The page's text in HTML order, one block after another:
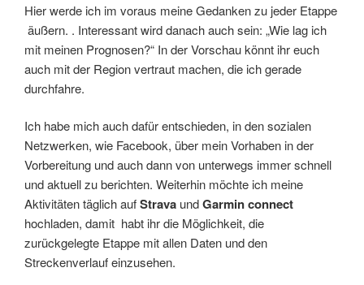
Hier werde ich im voraus meine Gedanken zu jeder Etappe
äußern. . Interessant wird danach auch sein: „Wie lag ich
mit meinen Prognosen?“ In der Vorschau könnt ihr euch
auch mit der Region vertraut machen, die ich gerade
durchfahre.
Ich habe mich auch dafür entschieden, in den sozialen
Netzwerken, wie Facebook, über mein Vorhaben in der
Vorbereitung und auch dann von unterwegs immer schnell
und aktuell zu berichten. Weiterhin möchte ich meine
Aktivitäten täglich aufStrava undGarmin connect
hochladen, damit habt ihr die Möglichkeit, die
zurückgelegte Etappe mit allen Daten und den
Streckenverlauf einzusehen.